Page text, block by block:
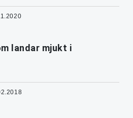
landar mjukt i